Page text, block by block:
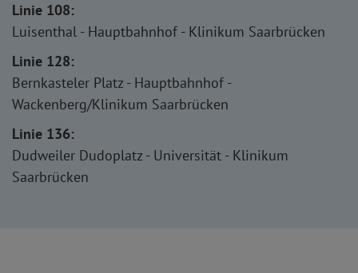
Linie 108:
Luisenthal - Hauptbahnhof - Klinikum Saarbrücken
Linie 128:
Bernkasteler Platz - Hauptbahnhof -
Wackenberg/Klinikum Saarbrücken
Linie 136:
Dudweiler Dudoplatz - Universität - Klinikum
Saarbrücken